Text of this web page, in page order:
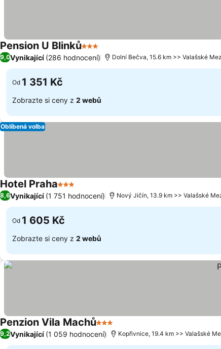
Pension U Blinků3 Počet hvězdiček
9,0Vynikající (286 hodnocení) Dolní Bečva, 15.6 km >> Valašské
Od 1 351 Kč
Zobrazte si ceny z 2 webů
Oblíbená volba
Hotel Praha3 Počet hvězdiček
8,6Vynikající (1 751 hodnocení) Nový Jičín, 13.9 km >> Valašské
Od 1 605 Kč
Zobrazte si ceny z 2 webů
Penzion Vila Machů3 Počet hvězdiček
9,2Vynikající (1 059 hodnocení) Kopřivnice, 19.4 km >> Valašské